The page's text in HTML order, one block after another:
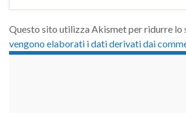
Questo sito utilizza Akismet per ridurre lo
vengono elaborati i dati derivati dai